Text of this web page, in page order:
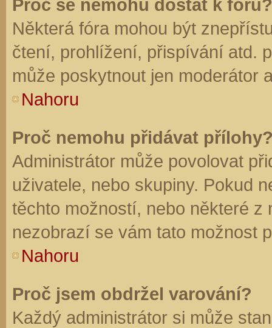
Proč se nemohu dostat k fóru?
Některá fóra mohou být
čtení, prohlížení, přispívání atd.
může poskytnout jen moderátor
Nahoru
Proč nemohu přidávat
Administrátor může povolovat
uživatele, nebo skupiny. Pokud
těchto možností, nebo některé z
nezobrazí se vám tato možnost
Nahoru
Proč jsem obdržel varování?
Každý administrátor si může